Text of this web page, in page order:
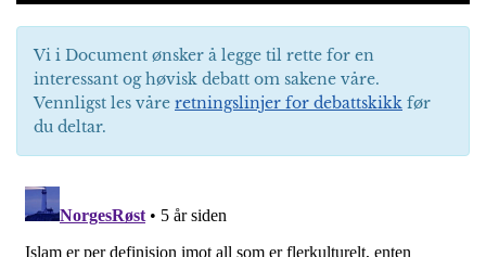
Vi i Document ønsker å legge til rette for en
interessant og høvisk debatt om sakene våre.
Vennligst les våre retningslinjer for debattskikk før
du deltar.